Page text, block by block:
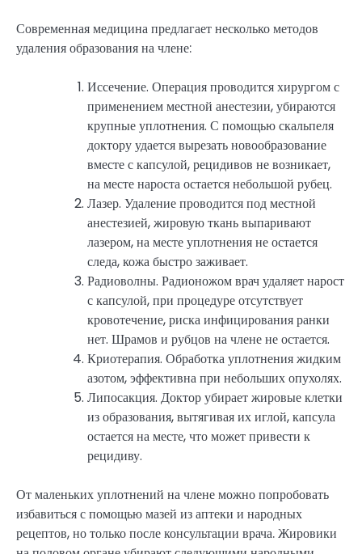
Современная медицина предлагает несколько методов
удаления образования на члене:
Иссечение. Операция проводится хирургом с
применением местной анестезии, убираются
крупные уплотнения. С помощью скальпеля
доктору удается вырезать новообразование
вместе с капсулой, рецидивов не возникает,
на месте нароста остается небольшой рубец.
Лазер. Удаление проводится под местной
анестезией, жировую ткань выпаривают
лазером, на месте уплотнения не остается
следа, кожа быстро заживает.
Радиоволны. Радионожом врач удаляет нарост
с капсулой, при процедуре отсутствует
кровотечение, риска инфицирования ранки
нет. Шрамов и рубцов на члене не остается.
Криотерапия. Обработка уплотнения жидким
азотом, эффективна при небольших опухолях.
Липосакция. Доктор убирает жировые клетки
из образования, вытягивая их иглой, капсула
остается на месте, что может привести к
рецидиву.
От маленьких уплотнений на члене можно попробовать
избавиться с помощью мазей из аптеки и народных
рецептов, но только после консультации врача. Жировики